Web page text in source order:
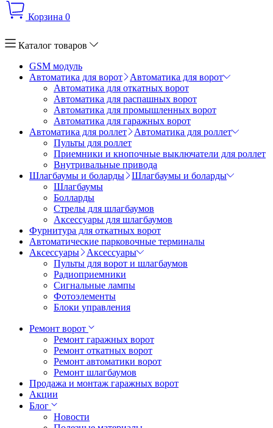
Корзина 0
Каталог товаров
GSM модуль
Автоматика для ворот
Автоматика для ворот
Автоматика для откатных ворот
Автоматика для распашных ворот
Автоматика для промышленных ворот
Автоматика для гаражных ворот
Автоматика для роллет
Автоматика для роллет
Пульты для роллет
Приемники и кнопочные выключатели для роллет
Внутривальные привода
Шлагбаумы и боларды
Шлагбаумы и боларды
Шлагбаумы
Болларды
Стрелы для шлагбаумов
Аксессуары для шлагбаумов
Фурнитура для откатных ворот
Автоматические парковочные терминалы
Аксессуары
Аксессуары
Пульты для ворот и шлагбаумов
Радиоприемники
Сигнальные лампы
Фотоэлементы
Блоки управления
Ремонт ворот
Ремонт гаражных ворот
Ремонт откатных ворот
Ремонт автоматики ворот
Ремонт шлагбаумов
Продажа и монтаж гаражных ворот
Акции
Блог
Новости